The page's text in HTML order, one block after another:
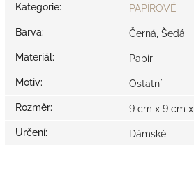
Kategorie: PAPÍROVÉ
Barva: Černá, Šedá
Materiál: Papír
Motiv: Ostatní
Rozměr: 9 cm x 9 cm
Určení: Dámské